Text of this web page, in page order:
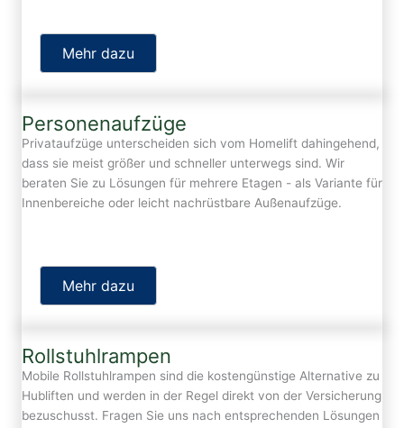
Mehr dazu
Personenaufzüge
Privataufzüge unterscheiden sich vom Homelift dahingehend,
dass sie meist größer und schneller unterwegs sind. Wir
beraten Sie zu Lösungen für mehrere Etagen - als Variante für
Innenbereiche oder leicht nachrüstbare Außenaufzüge.
Mehr dazu
Rollstuhlrampen
Mobile Rollstuhlrampen sind die kostengünstige Alternative zu
Hubliften und werden in der Regel direkt von der Versicherung
bezuschusst. Fragen Sie uns nach entsprechenden Lösungen